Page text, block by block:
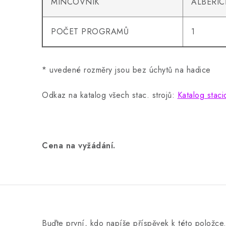
POČET PROGRAMŮ 1
* uvedené rozměry jsou bez úchytů na hadice
Odkaz na katalog všech stac. strojů: Katalog
Cena na vyžádání.
Buďte první, kdo napíše příspěvek k této položce.